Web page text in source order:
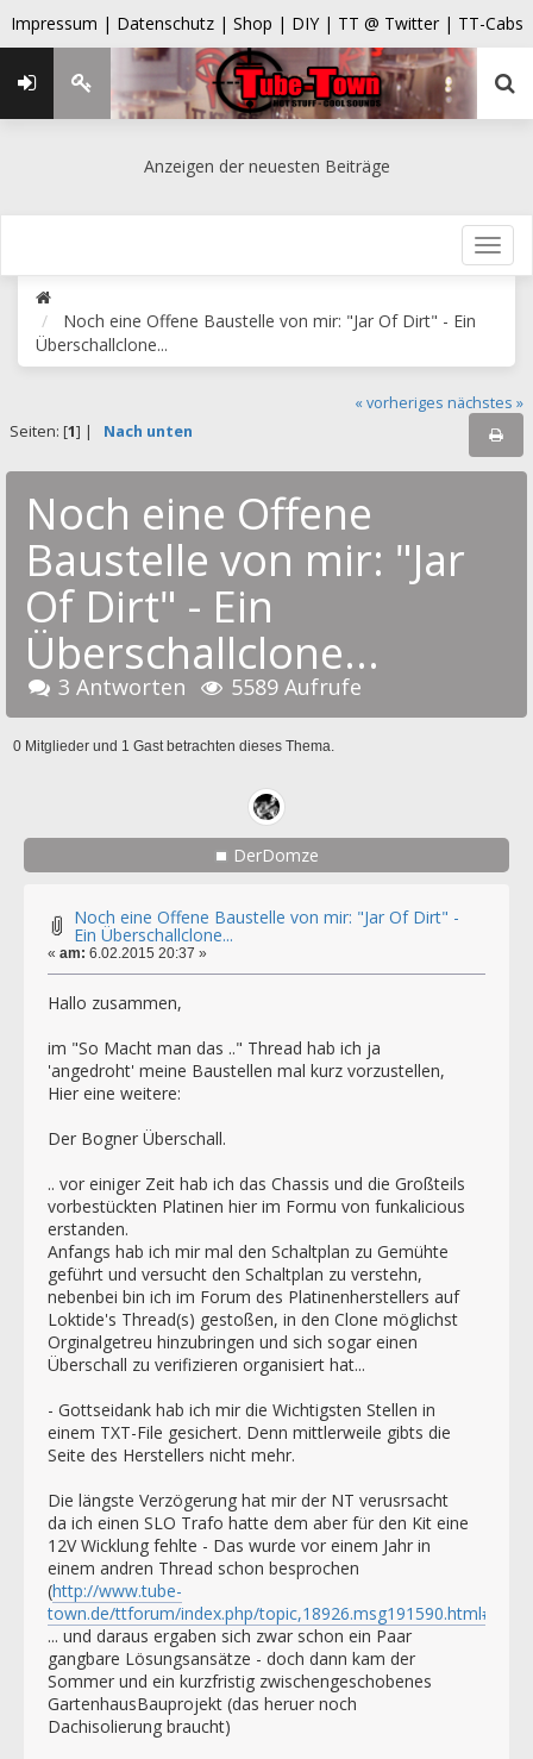
Impressum | Datenschutz | Shop | DIY | TT @ Twitter | TT-Cabs
Anzeigen der neuesten Beiträge
Noch eine Offene Baustelle von mir: "Jar Of Dirt" - Ein
Überschallclone...
« vorheriges nächstes »
Seiten: [1] | Nach unten
Noch eine Offene
Baustelle von mir: "Jar
Of Dirt" - Ein
Überschallclone...
3 Antworten 5589 Aufrufe
0 Mitglieder und 1 Gast betrachten dieses Thema.
DerDomze
Noch eine Offene Baustelle von mir: "Jar Of Dirt" -
Ein Überschallclone...
« am: 6.02.2015 20:37 »
Hallo zusammen,
im "So Macht man das .." Thread hab ich ja
'angedroht' meine Baustellen mal kurz vorzustellen,
Hier eine weitere:
Der Bogner Überschall.
.. vor einiger Zeit hab ich das Chassis und die Großteils
vorbestückten Platinen hier im Formu von funkalicious
erstanden.
Anfangs hab ich mir mal den Schaltplan zu Gemühte
geführt und versucht den Schaltplan zu verstehn,
nebenbei bin ich im Forum des Platinenherstellers auf
Loktide's Thread(s) gestoßen, in den Clone möglichst
Orginalgetreu hinzubringen und sich sogar einen
Überschall zu verifizieren organisiert hat...
- Gottseidank hab ich mir die Wichtigsten Stellen in
einem TXT-File gesichert. Denn mittlerweile gibts die
Seite des Herstellers nicht mehr.
Die längste Verzögerung hat mir der NT verusrsacht
da ich einen SLO Trafo hatte dem aber für den Kit eine
12V Wicklung fehlte - Das wurde vor einem Jahr in
einem andren Thread schon besprochen
(http://www.tube-
town.de/ttforum/index.php/
... und daraus ergaben sich zwar schon ein Paar
gangbare Lösungsansätze - doch dann kam der
Sommer und ein kurzfristig zwischengeschobenes
GartenhausBauprojekt (das heruer noch
Dachisolierung braucht)